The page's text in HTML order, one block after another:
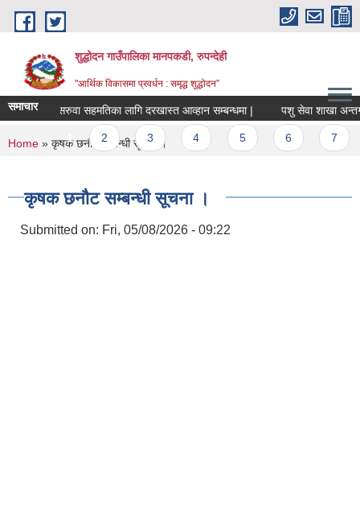
Skip to main content
शुद्धोदन गाउँपालिका मानपकडी, रुपन्देही
"आर्थिक विकासमा प्रवर्धन : समृद्ध शुद्धोदन”
समाचारसरुवा सहमतिका लागि दरखास्त आव्हान सम्बन्धमा | पशु सेवा शाखा अन्तर्गत
Pages
2 3
You are here
Home » कृषक छनौट सम्बन्धी सूचना ।
कृषक छनौट सम्बन्धी सूचना ।
Submitted on: Fri, 05/08/2026 - 09:22